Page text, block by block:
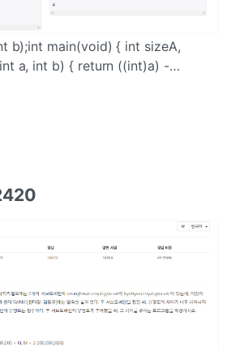
b);int main(void) { int sizeA,
a, int b) { return ((int)a) -